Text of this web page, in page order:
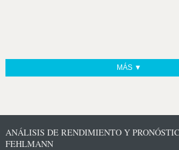
MÁS ▼
ANÁLISIS DE RENDIMIENTO Y
FEHLMANN